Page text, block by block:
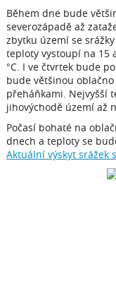
Během dne bude
severozápadě až
zbytku území se
teploty vystoupí na 15
°C. I ve čtvrtek bude
bude většinou
přeháňkami. Nejvyšší
jihovýchodě území až
Počasí bohaté na
dnech a teploty se
Aktuální výskyt srážek